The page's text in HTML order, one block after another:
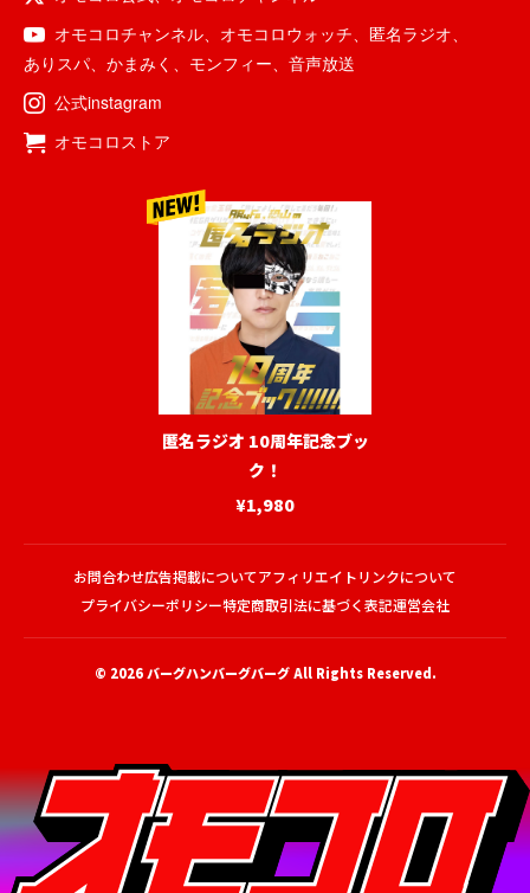
オモコロチャンネル、 オモコロウォッチ、 匿名ラジオ、
ありスパ、 かまみく 、 モンフィー、 音声放送
公式instagram
オモコロストア
匿名ラジオ 10周年記念ブッ
ク！
¥1,980
お問合わせ広告掲載についてアフィリエイトリンクについて
プライバシーポリシー特定商取引法に基づく表記運営会社
© 2026バーグハンバーグバーグAll Rights Reserved.